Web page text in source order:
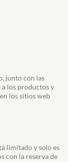
junto con las
a los productos y
los sitios web
limitado y solo es
con la reserva de